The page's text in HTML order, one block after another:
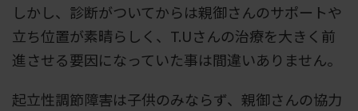
しかし、診断がついてからは親御さんのサポートや
立ち位置が素晴らしく、T.Uさんの治療を大きく前
進させる要因になっていた事は間違いありません。
起立性調節障害は子供のみならず、親御さんの協力